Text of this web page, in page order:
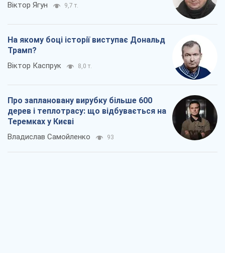
Віктор Ягун 9,7 т.
На якому боці історії виступає Дональд
Трамп?
Віктор Каспрук 8,0 т.
Про заплановану вирубку більше 600
дерев і теплотрасу: що відбувається на
Теремках у Києві
Владислав Самойленко 93